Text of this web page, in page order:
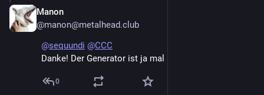
Manon
@manon@metalhead.club
@sequundi @CCC
Danke! Der Generator ist ja mal praktisch.
0